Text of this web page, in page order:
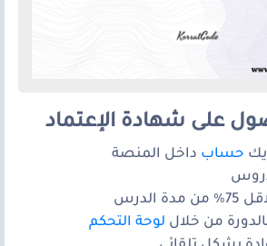
على شهادة الإعتماد
حساب داخل المنصة
الدرس
من خلال لوحة التحكم